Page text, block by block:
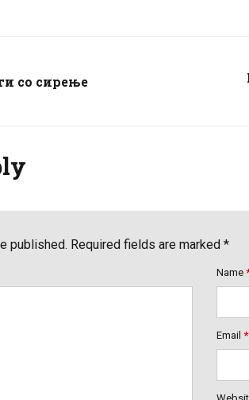
со сирење
published. Required fields are marked *
Name
Email *